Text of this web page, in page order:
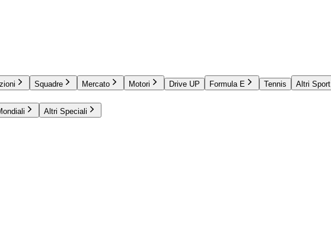
Squadre Mercato Motori Drive UP Formula E Tennis Altri Sport
Altri Speciali